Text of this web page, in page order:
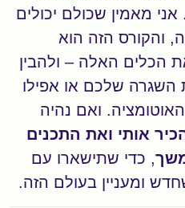
מאמין שכולם יכולים
והקורס הזה הוא
הכלים האלה – ולהבין
השגרה שלכם או אפילו
ואם נהיה
אותי ואת התכנים
, כדי שתישארו עם
ומעניין בעולם הזה.